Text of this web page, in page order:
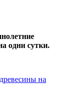
одни сутки.
на